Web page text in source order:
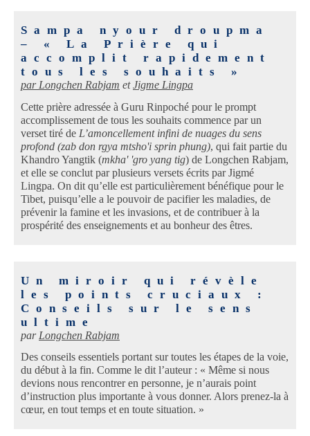
Sampa nyour droupma
– « La Prière qui
accomplit rapidement
tous les souhaits »
parLongchen Rabjam etJigme Lingpa
Cette prière adressée à Guru Rinpoché pour le prompt
accomplissement de tous les souhaits commence par un
verset tiré de L’amoncellement infini de nuages du sens
profond (zab don rgya mtsho'i sprin phung), qui fait partie du
Khandro Yangtik (mkha' 'gro yang tig) de Longchen Rabjam,
et elle se conclut par plusieurs versets écrits par Jigmé
Lingpa. On dit qu’elle est particulièrement bénéfique pour le
Tibet, puisqu’elle a le pouvoir de pacifier les maladies, de
prévenir la famine et les invasions, et de contribuer à la
prospérité des enseignements et au bonheur des êtres.
Un miroir qui révèle
les points cruciaux :
Conseils sur le sens
ultime
par Longchen Rabjam
Des conseils essentiels portant sur toutes les étapes de la voie,
du début à la fin. Comme le dit l’auteur : « Même si nous
devions nous rencontrer en personne, je n’aurais point
d’instruction plus importante à vous donner. Alors prenez-la à
cœur, en tout temps et en toute situation. »